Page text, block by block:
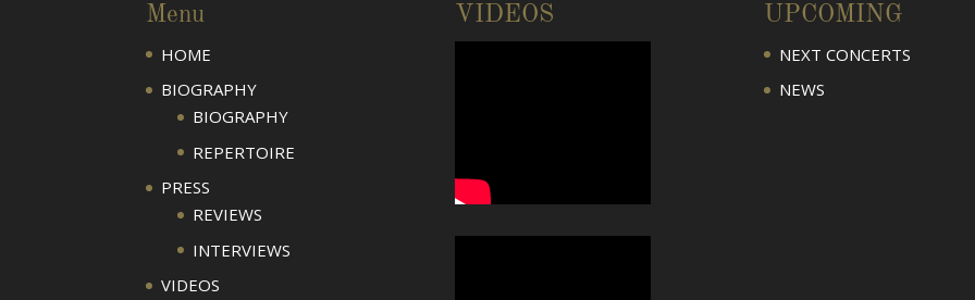
Menu
HOME
BIOGRAPHY
BIOGRAPHY
REPERTOIRE
PRESS
REVIEWS
INTERVIEWS
VIDEOS
VIDEOS UPCOMING
NEXT CONCERTS
NEWS